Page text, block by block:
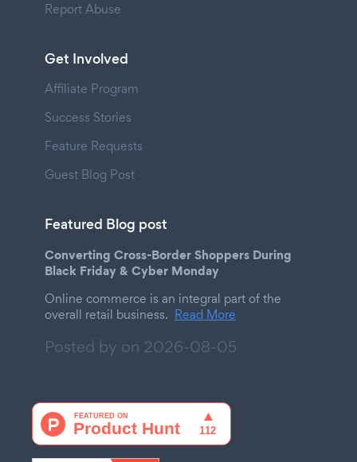
Report Abuse
Get Involved
Affiliate Program
Success Stories
Feature Requests
Guest Blog Post
Featured Blog post
Converting Cross-Border Shoppers During
Black Friday & Cyber Monday
Online commerce is an integral part of the
overall retail business. Read More
Posted by on 2026-08-05